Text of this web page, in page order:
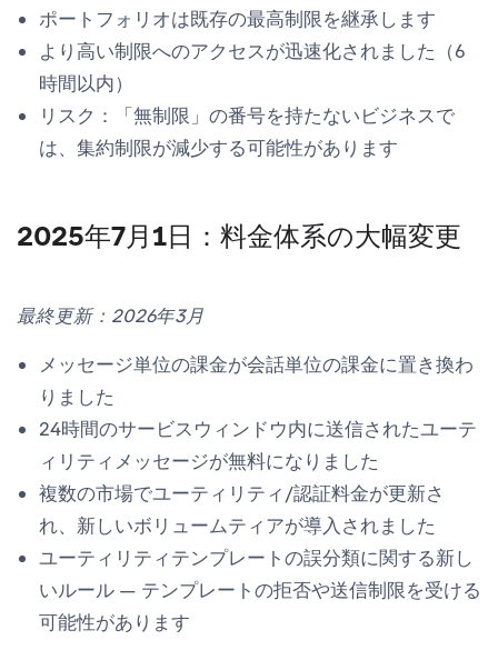
ポートフォリオは既存の最高制限を継承します
より高い制限へのアクセスが迅速化されました（6
時間以内）
リスク：「無制限」の番号を持たないビジネスで
は、集約制限が減少する可能性があります
2025年7月1日：料金体系の大幅変更
最終更新：2026年3月
メッセージ単位の課金が会話単位の課金に置き換わ
りました
24時間のサービスウィンドウ内に送信されたユーテ
ィリティメッセージが無料になりました
複数の市場でユーティリティ/認証料金が更新さ
れ、新しいボリュームティアが導入されました
ユーティリティテンプレートの誤分類に関する新し
いルール — テンプレートの拒否や送信制限を受ける
可能性があります